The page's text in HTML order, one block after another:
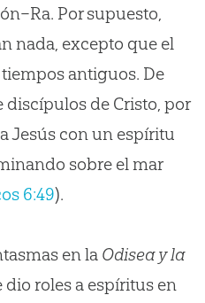
Por supuesto,
nada, excepto que el
antiguos. De
de Cristo, por
Jesús con un espíritu
sobre el mar
6:49).
en la Odisea y la
dio roles a espíritus en